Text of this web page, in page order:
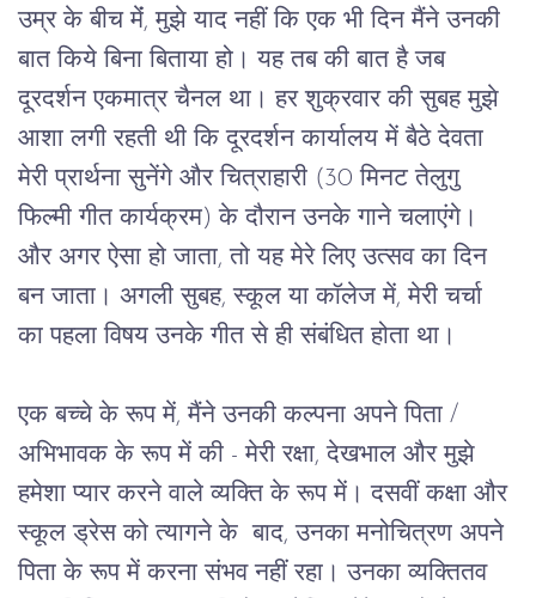
उम्र के बीच मेंं, मुझे याद नहीं कि एक भी दिन मैंने उनकी
बात किये बिना बिताया हो। यह तब की बात है जब
दूरदर्शन एकमात्र चैनल था। हर शुक्रवार की सुबह मुझे
आशा लगी रहती थी कि दूरदर्शन कार्यालय में बैठे देवता
मेरी प्रार्थना सुनेंगे और चित्राहारी (30 मिनट तेलुगु
फिल्मी गीत कार्यक्रम) के दौरान उनके गाने चलाएंगे।
और अगर ऐसा हो जाता, तो यह मेरे लिए उत्सव का दिन
बन जाता। अगली सुबह, स्कूल या कॉलेज में, मेरी चर्चा
का पहला विषय उनके गीत से ही संबंधित होता था।
एक बच्चे के रूप में, मैंने उनकी कल्पना अपने पिता /
अभिभावक के रूप में की - मेरी रक्षा, देखभाल और मुझे
हमेशा प्यार करने वाले व्यक्ति के रूप में। दसवीं कक्षा और
स्कूल ड्रेस को त्यागने के बाद, उनका मनोचित्रण अपने
पिता के रूप में करना संभव नहीं रहा। उनका व्यक्तितव